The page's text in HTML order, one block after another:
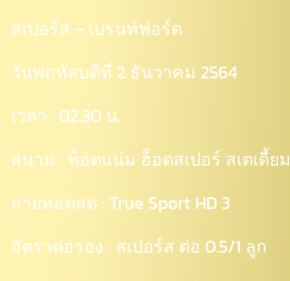
สเปอร์ส – เบรนท์ฟอร์ด
วันพฤหัสบดีที่ 2 ธันวาคม 2564
เวลา : 02.30 น.
สนาม : ท็อตแน่ม ฮ็อตสเปอร์ สเตเดี้ยม
ถ่ายทอดสด : True Sport HD 3
อัตราต่อรอง : สเปอร์ส ต่อ 0.5/1 ลูก